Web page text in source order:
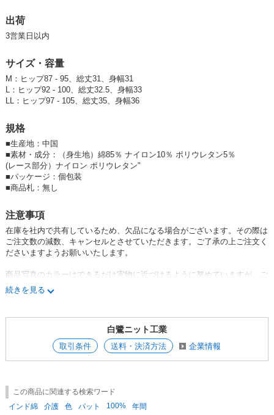
出荷
3営業日以内
サイズ・容量
M：ヒップ87 - 95、総丈31、身幅31
L：ヒップ92 - 100、総丈32.5、身幅33
LL：ヒップ97 - 105、総丈35、身幅36
規格
■生産地：中国
■素材・成分：（身生地）綿85％ ナイロン10％ ポリウレタン5％
(レース部分）ナイロン ポリウレタン"
■パッケージ：個包装
■商品札：無し
注意事項
在庫を社内で共有しているため、欠品になる場合がございます。その際は
ご注文数の減数、キャンセルとさせていただきます。ご了承の上ご注文く
ださいますようお願いいたします。
商品写真のカラーはできるだけ実物に近づけるように努めていますが、ご
覧になるパソコンなどのモニターの設定、部屋の照明によっては、実際の
色味とは異なって見える場合がございます。あらかじめご理解くださいま
続きを見る
白鷺ニット工業
取引条件 送料・決済方法 企業情報
この商品に関連する検索ワード
インド綿
介護 色 パット 100% 年間